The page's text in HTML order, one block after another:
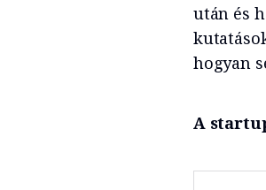
után és
hogyan
A